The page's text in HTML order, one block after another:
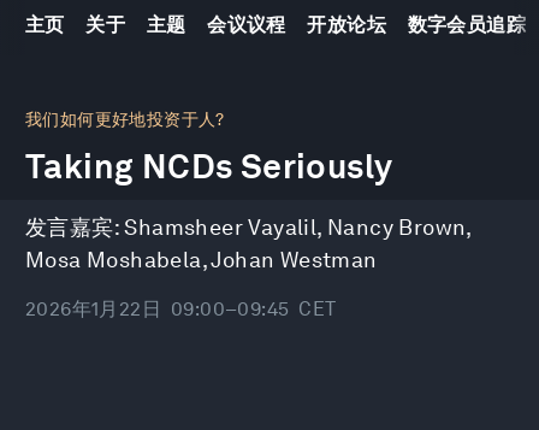
主页 关于 主题 会议议程 开放论坛 数字会员追踪
我们如何更好地投资于人?
Taking NCDs Seriously
发言嘉宾: Shamsheer Vayalil, Nancy Brown,
Mosa Moshabela,Johan Westman
2026年1月22日 09:00–09:45 CET
seconds
46
minutes,
seconds